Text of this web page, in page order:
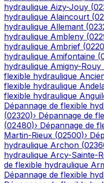
hydraulique Aizy-Jouy (
hydraulique Alaincourt (
hydraulique Allemant (
hydraulique Ambleny (
hydraulique Ambrief (
hydraulique Amifontaine (
hydraulique Amigny-Rouy
flexible hydraulique
flexible hydraulique
flexible hydraulique
Dépannage de flexible
(02320)› Dépannage de
(02480)› Dépannage de
Martin-Rieux (02500)›
hydraulique Archon (
hydraulique Arcy-Sainte-
de flexible hydraulique
Dépannage de flexible